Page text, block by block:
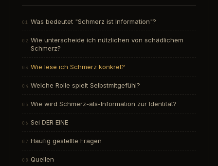
Was bedeutet "Schmerz ist Information"?
Wie unterscheide ich nützlichen von schädlichem
Schmerz?
Wie lese ich Schmerz konkret?
Welche Rolle spielt Selbstmitgefühl?
Wie wird Schmerz-als-Information zur Identität?
Sei DER EINE
Häufig gestellte Fragen
Quellen